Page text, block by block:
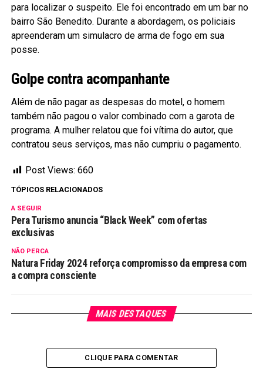
para localizar o suspeito. Ele foi encontrado em um bar no
bairro São Benedito. Durante a abordagem, os policiais
apreenderam um simulacro de arma de fogo em sua
posse.
Golpe contra acompanhante
Além de não pagar as despesas do motel, o homem
também não pagou o valor combinado com a garota de
programa. A mulher relatou que foi vítima do autor, que
contratou seus serviços, mas não cumpriu o pagamento.
Post Views: 660
TÓPICOS RELACIONADOS
A SEGUIR
Pera Turismo anuncia “Black Week” com ofertas
exclusivas
NÃO PERCA
Natura Friday 2024 reforça compromisso da empresa com
a compra consciente
MAIS DESTAQUES
CLIQUE PARA COMENTAR